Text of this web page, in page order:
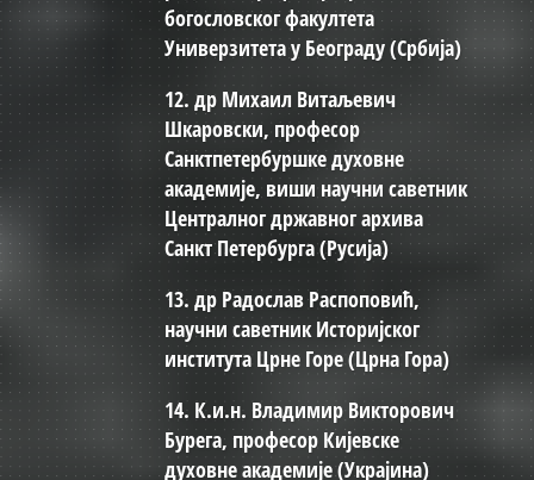
богословског факултета
Универзитета у Београду (Србија)
12. др Михаил Витаљевич
Шкаровски, професор
Санктпетербуршке духовне
академије, виши научни саветник
Централног државног архива
Санкт Петербурга (Русија)
13. др Радослав Распоповић,
научни саветник Историјског
института Црне Горе (Црна Гора)
14. К.и.н. Владимир Викторович
Бурега, професор Кијевске
духовне академије (Украјина)